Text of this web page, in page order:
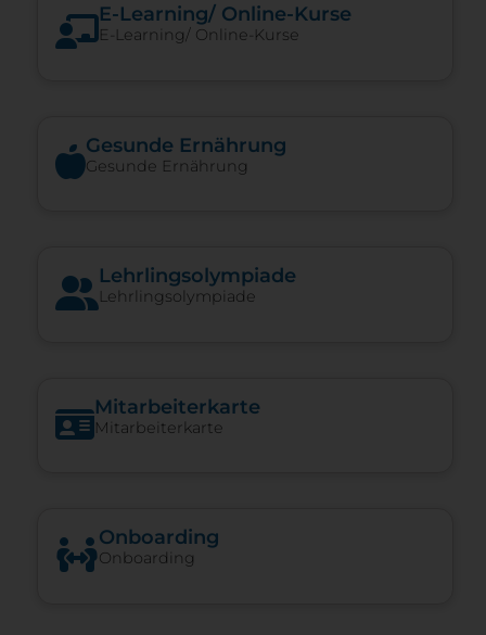
E-​Learning/ Online-​Kurse
E-​Learning/ Online-​Kurse
Gesunde Ernährung
Gesunde Ernährung
Lehrlingsolympiade
Lehrlingsolympiade
Mitarbeiterkarte
Mitarbeiterkarte
Onboarding
Onboarding